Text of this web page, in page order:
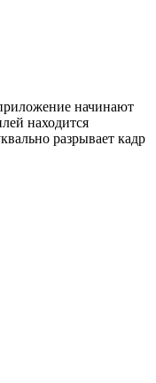
начинают
находится
разрывает кадр